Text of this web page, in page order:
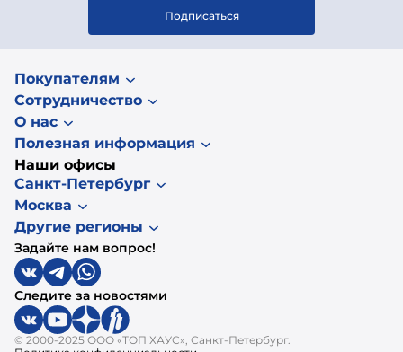
Подписаться
Покупателям
Сотрудничество
О нас
Полезная информация
Наши офисы
Санкт-Петербург
Москва
Другие регионы
Задайте нам вопрос!
Следите за новостями
© 2000-2025 ООО «ТОП ХАУС», Санкт-Петербург.